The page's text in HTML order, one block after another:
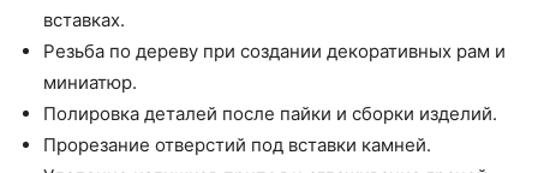
вставках.
Резьба по дереву при создании декоративных рам и
миниатюр.
Полировка деталей после пайки и сборки изделий.
Прорезание отверстий под вставки камней.